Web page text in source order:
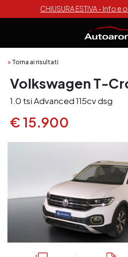
CHIUSURA ESTIVA - Info
> Torna ai risultati
Volkswagen T-
1.0 tsi Advanced 115cv dsg
€ 15.900